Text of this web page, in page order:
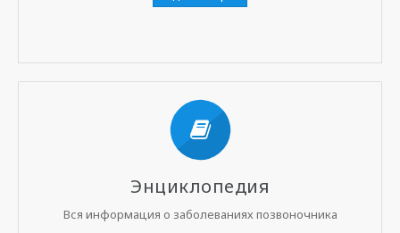
Энциклопедия
Вся информация о заболеваниях позвоночника